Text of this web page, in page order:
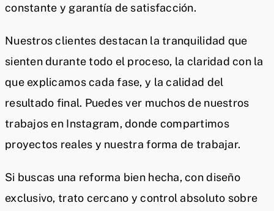
constante y garantía de satisfacción.
Nuestros clientes destacan la tranquilidad que
sienten durante todo el proceso, la claridad con la
que explicamos cada fase, y la calidad del
resultado final. Puedes ver muchos de nuestros
trabajos en Instagram, donde compartimos
proyectos reales y nuestra forma de trabajar.
Si buscas una reforma bien hecha, con diseño
exclusivo, trato cercano y control absoluto sobre